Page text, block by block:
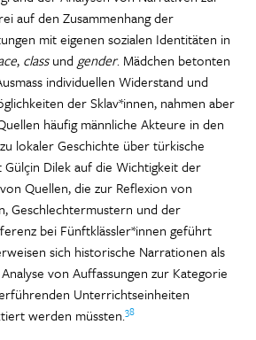
auf den Zusammenhang der
mit eigenen sozialen Identitäten in
, classund gender. Mädchen betonten
individuellen Widerstand und
der Sklav*innen, nahmen aber
häufig männliche Akteure in den
lokaler Geschichte über türkische
Dilek auf die Wichtigkeit der
Quellen, die zur Reflexion von
Geschlechtermustern und der
bei Fünftklässler*innen geführt
sich historische Narrationen als
von Auffassungen zur Kategorie
Unterrichtseinheiten
werden müssten.38